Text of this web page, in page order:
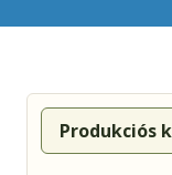
Produkciós